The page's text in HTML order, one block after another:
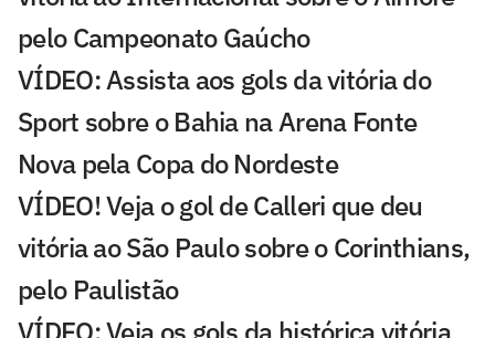
pelo Campeonato Gaúcho
VÍDEO: Assista aos gols da vitória do
Sport sobre o Bahia na Arena Fonte
Nova pela Copa do Nordeste
VÍDEO! Veja o gol de Calleri que deu
vitória ao São Paulo sobre o Corinthians,
pelo Paulistão